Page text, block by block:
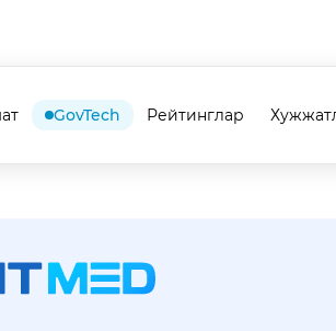
GovTech Рейтинглар